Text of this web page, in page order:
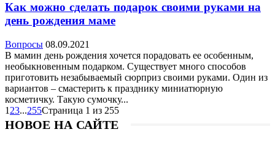
Как можно сделать подарок своими руками на
день рождения маме
Вопросы 08.09.2021
В мамин день рождения хочется порадовать ее особенным,
необыкновенным подарком. Существует много способов
приготовить незабываемый сюрприз своими руками. Один из
вариантов – смастерить к празднику миниатюрную
косметичку. Такую сумочку...
1 23...255Страница 1 из 255
НОВОЕ НА САЙТЕ